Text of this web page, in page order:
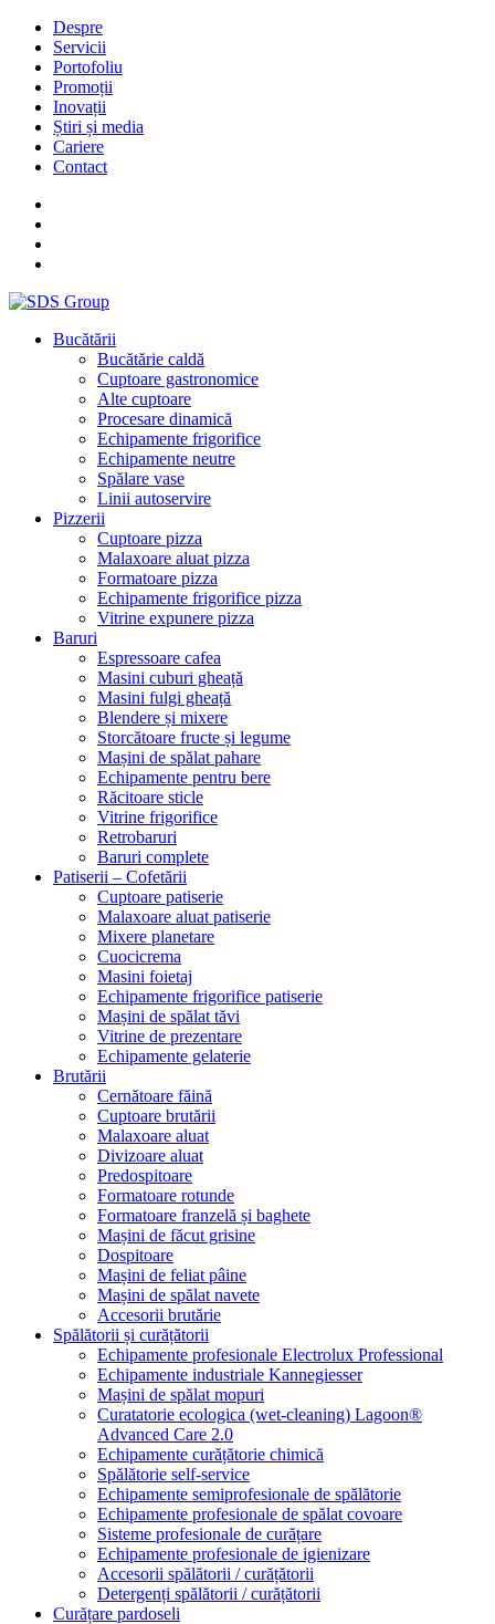
Despre
Servicii
Portofoliu
Promoții
Inovații
Știri și media
Cariere
Contact
Bucătării
Bucătărie caldă
Cuptoare gastronomice
Alte cuptoare
Procesare dinamică
Echipamente frigorifice
Echipamente neutre
Spălare vase
Linii autoservire
Pizzerii
Cuptoare pizza
Malaxoare aluat pizza
Formatoare pizza
Echipamente frigorifice pizza
Vitrine expunere pizza
Baruri
Espressoare cafea
Masini cuburi gheață
Masini fulgi gheață
Blendere și mixere
Storcătoare fructe și legume
Mașini de spălat pahare
Echipamente pentru bere
Răcitoare sticle
Vitrine frigorifice
Retrobaruri
Baruri complete
Patiserii – Cofetării
Cuptoare patiserie
Malaxoare aluat patiserie
Mixere planetare
Cuocicrema
Masini foietaj
Echipamente frigorifice patiserie
Mașini de spălat tăvi
Vitrine de prezentare
Echipamente gelaterie
Brutării
Cernătoare făină
Cuptoare brutării
Malaxoare aluat
Divizoare aluat
Predospitoare
Formatoare rotunde
Formatoare franzelă și baghete
Mașini de făcut grisine
Dospitoare
Mașini de feliat pâine
Mașini de spălat navete
Accesorii brutărie
Spălătorii și curățătorii
Echipamente profesionale Electrolux Professional
Echipamente industriale Kannegiesser
Mașini de spălat mopuri
Curatatorie ecologica (wet-cleaning) Lagoon®
Advanced Care 2.0
Echipamente curățătorie chimică
Spălătorie self-service
Echipamente semiprofesionale de spălătorie
Echipamente profesionale de spălat covoare
Sisteme profesionale de curățare
Echipamente profesionale de igienizare
Accesorii spălătorii / curățătorii
Detergenți spălătorii / curățătorii
Curățare pardoseli